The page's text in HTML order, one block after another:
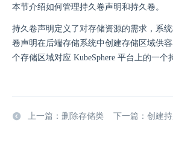
本节介绍如何管理持久卷声明和持久卷。
持久卷声明定义了对存储资源的需求，系
卷声明在后端存储系统中创建存储区域供
个存储区域对应 KubeSphere 平台上的一个
上一篇：删除存储类 下一篇：创建